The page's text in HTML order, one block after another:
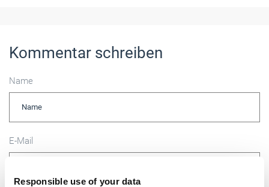
Responsible use of your data
Kommentar schreiben
Name
E-Mail